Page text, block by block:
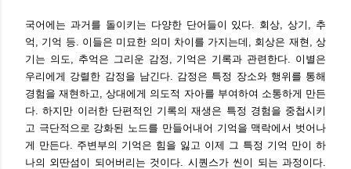
국어에는 과거를 돌이키는 다양한 단어들이 있다. 회상, 상기, 추
억, 기억 등. 이들은 미묘한 의미 차이를 가지는데, 회상은 재현, 상
기는 의도, 추억은 그리운 감정, 기억은 기록과 관련한다. 이별은
우리에게 강렬한 감정을 남긴다. 감정은 특정 장소와 행위를 통해
경험을 재현하고, 상대에게 의도적 자아를 부여하여 소통하게 만든
다. 하지만 이러한 단편적인 기록의 재생은 특정 경험을 중첩시키
고 극단적으로 강화된 노드를 만들어내어 기억을 맥락에서 벗어나
게 만든다. 주변부의 기억은 힘을 잃고 이제 그 특정 기억 만이 하
나의 외딴섬이 되어버리는 것이다. 시퀀스가 씬이 되는 과정이다.